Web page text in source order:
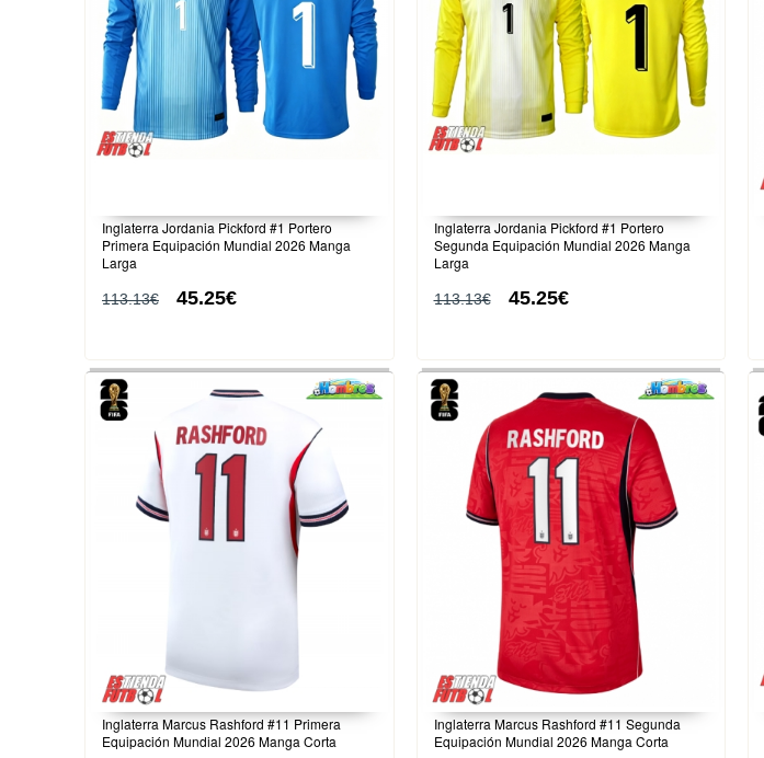
Inglaterra Jordania Pickford #1 Portero
Primera Equipación Mundial 2026 Manga
Larga
113.13€ 45.25€
Inglaterra Jordania Pickford #1 Portero
Segunda Equipación Mundial 2026 Manga
Larga
113.13€ 45.25€
Inglaterra Marcus Rashford #11 Primera
Equipación Mundial 2026 Manga Corta
Inglaterra Marcus Rashford #11 Segunda
Equipación Mundial 2026 Manga Corta